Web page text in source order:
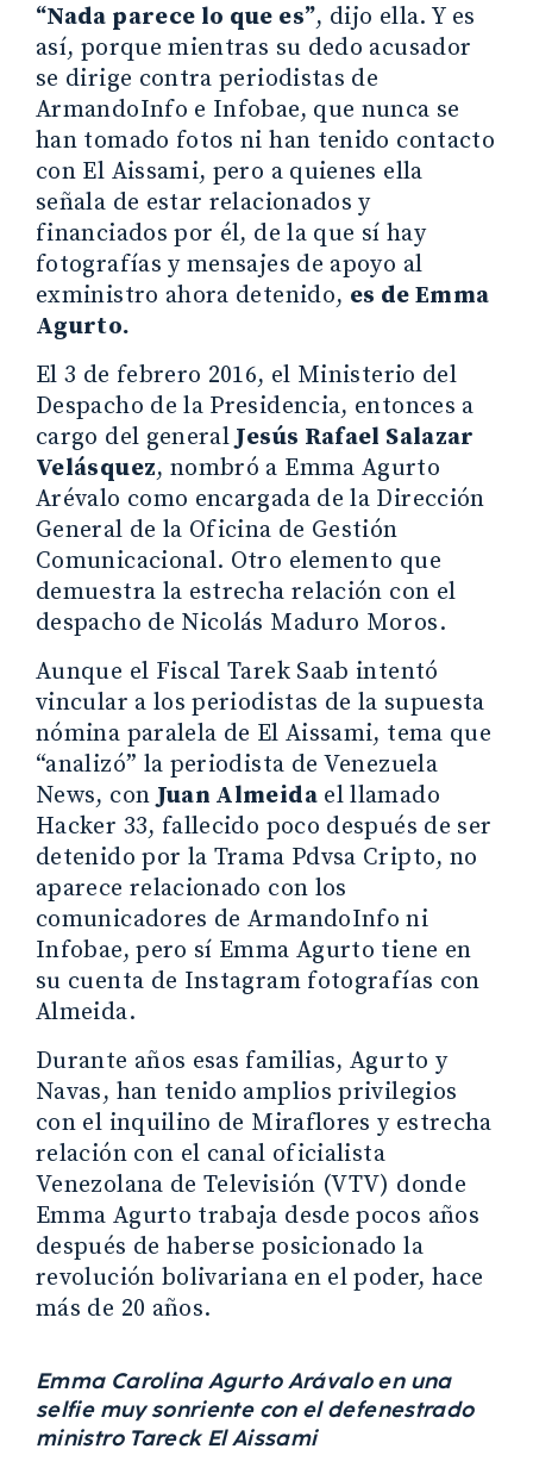
“Nada parece lo que es”, dijo ella. Y es
así, porque mientras su dedo acusador
se dirige contra periodistas de
ArmandoInfo e Infobae, que nunca se
han tomado fotos ni han tenido contacto
con El Aissami, pero a quienes ella
señala de estar relacionados y
financiados por él, de la que sí hay
fotografías y mensajes de apoyo al
exministro ahora detenido, es de Emma
Agurto.
El 3 de febrero 2016, el Ministerio del
Despacho de la Presidencia, entonces a
cargo del general Jesús Rafael Salazar
Velásquez, nombró a Emma Agurto
Arévalo como encargada de la Dirección
General de la Oficina de Gestión
Comunicacional. Otro elemento que
demuestra la estrecha relación con el
despacho de Nicolás Maduro Moros.
Aunque el Fiscal Tarek Saab intentó
vincular a los periodistas de la supuesta
nómina paralela de El Aissami, tema que
“analizó” la periodista de Venezuela
News, con Juan Almeidael llamado
Hacker 33, fallecido poco después de ser
detenido por la Trama Pdvsa Cripto, no
aparece relacionado con los
comunicadores de ArmandoInfo ni
Infobae, pero sí Emma Agurto tiene en
su cuenta de Instagram fotografías con
Almeida.
Durante años esas familias, Agurto y
Navas, han tenido amplios privilegios
con el inquilino de Miraflores y estrecha
relación con el canal oficialista
Venezolana de Televisión (VTV) donde
Emma Agurto trabaja desde pocos años
después de haberse posicionado la
revolución bolivariana en el poder, hace
más de 20 años.
Emma Carolina Agurto Arávalo en una
selfie muy sonriente con el defenestrado
ministro Tareck El Aissami